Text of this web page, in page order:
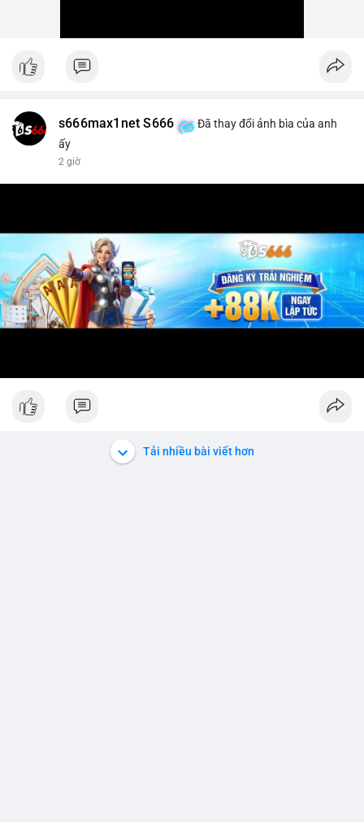
s666max1net S666
Đã thay đổi ảnh bìa của anh
ấy
2 giờ
Tải nhiều bài viết hơn